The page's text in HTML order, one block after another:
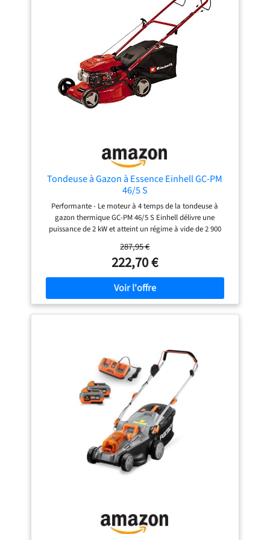
et rapidement sans avoir à se baisser Indicateur de
remplissage - Il permet de voir d’un seul coup d’œil le
niveau de remplissage du sac collecteur en toile résistante
de 45 L, qui se vide facilement à l’aide des 2 poignées
Matériaux robustes - Le carter durable de la tondeuse à
gazon est en plastique particulièrement résistant. Il
contribue en outre au poids relativement faible de l’outil
Tondeuse à Gazon à Essence Einhell GC-PM
46/5 S
Performante - Le moteur à 4 temps de la tondeuse à
gazon thermique GC-PM 46/5 S Einhell délivre une
puissance de 2 kW et atteint un régime à vide de 2 900
coupe de 46 mm, la tondeuse à gazon thermique permet
de tondre rapidement les grands espaces verts. Conseillée
pour des surfaces jusqu’à 1 400 m² Hauteur de coupe
variable - La tondeuse à gazon thermique comprend un
système centralisé à 9 positions permettant d’adapter la
hauteur de coupe à tous les gazons entre 25 et 80 mm. Sac
nécessaire de le vider. Propulsion - Le système autotracté
propulse la tondeuse pour une tonte plus agréable et
moins longue, y compris dans les pentes. Utilisation
ergonomique - Le guidon se règle en hauteur et s’adapte à
la taille de l’utilisateur pour une tonte ergonomique
ménageant le dos. Faible encombrement - Grâce à son
guidon repliable, cette grande tondeuse à gazon
thermique se range sans encombrement, et tient même
dans un petit abri de jardin.
287,95 €
222,70 €